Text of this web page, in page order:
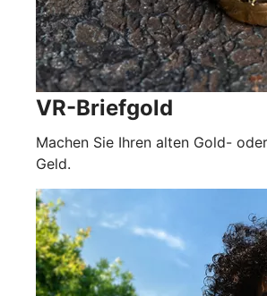
VR-Briefgold
Machen Sie Ihren alten Gold-
Geld.